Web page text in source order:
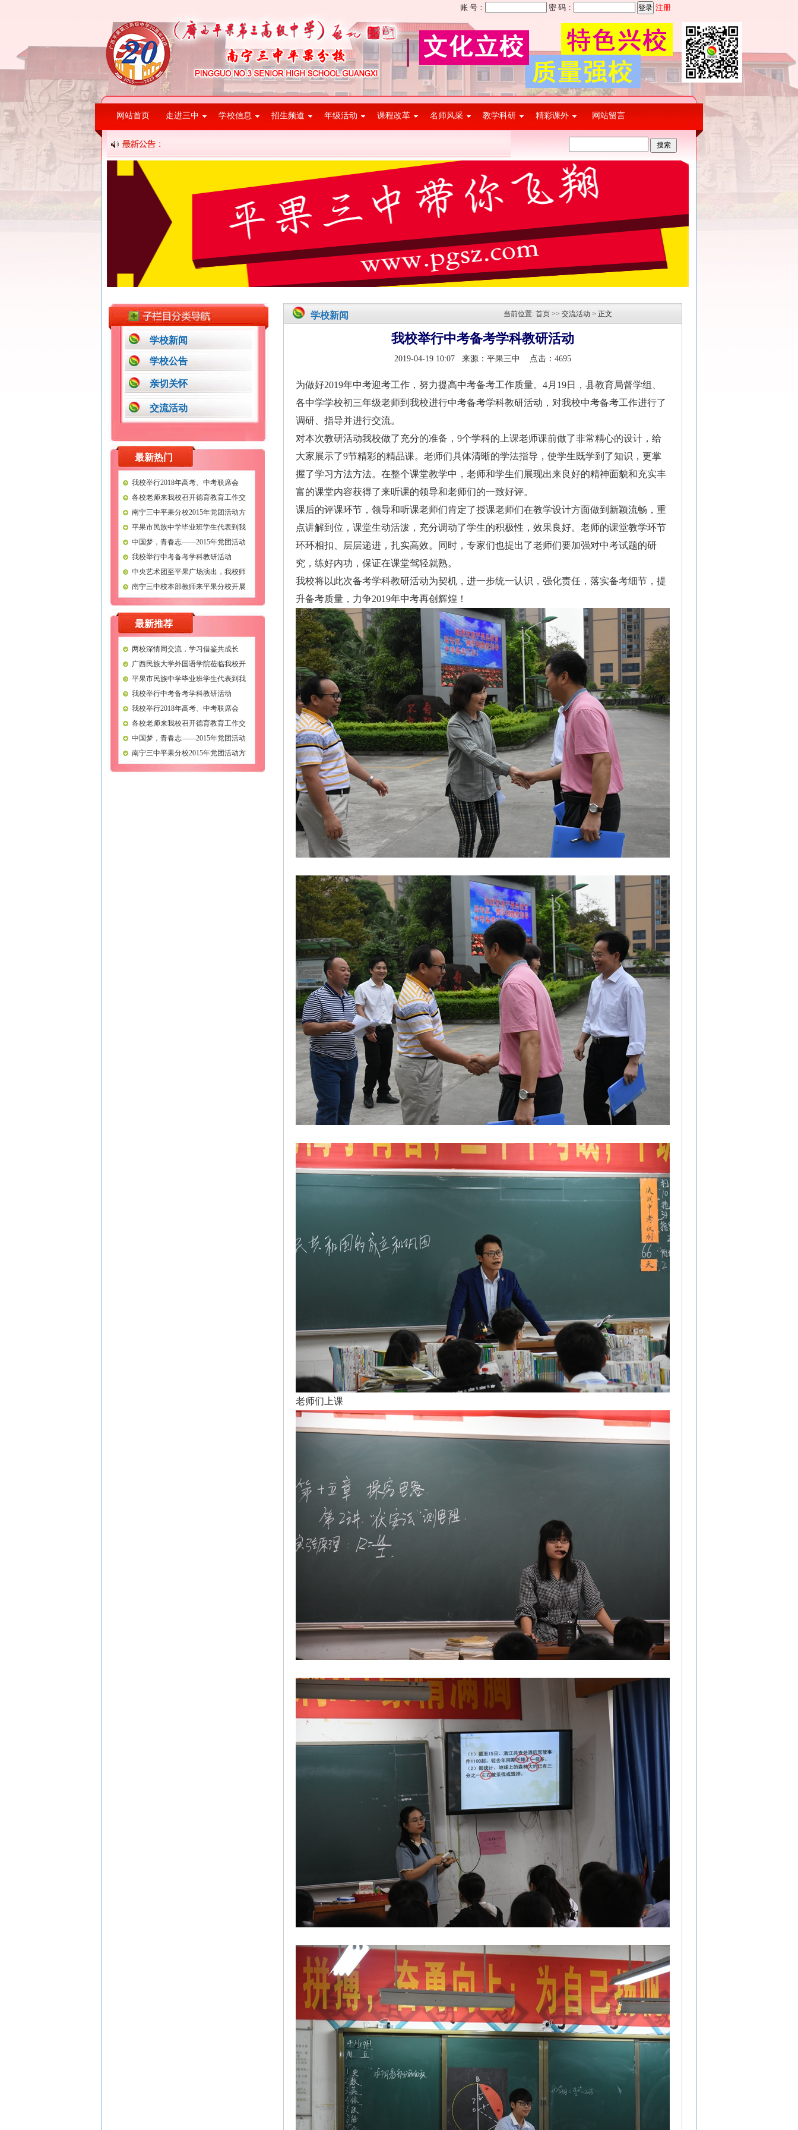
账 号： 密 码： 注册
网站首页 走进三中 学校信息 招生频道 年级活动 课程改革 名师风采 教学科研 精彩课外 网站留言
学校新闻
学校公告
亲切关怀
交流活动
最新热门
我校举行2018年高考、中考联席会
各校老师来我校召开德育教育工作交
流会议
南宁三中平果分校2015年党团活动方
案
平果市民族中学毕业班学生代表到我
校参观交流
中国梦，青春志——2015年党团活动
我校举行中考备考学科教研活动
中央艺术团至平果广场演出，我校师
生前往观看
南宁三中校本部教师来平果分校开展
视导课活动
最新推荐
两校深情同交流，学习借鉴共成长
——靖西市江岳高中到我校交流学习
广西民族大学外国语学院莅临我校开
展考察调研活动——就两校人才输送
、实习基地进行交流
平果市民族中学毕业班学生代表到我
校参观交流
我校举行中考备考学科教研活动
我校举行2018年高考、中考联席会
各校老师来我校召开德育教育工作交
流会议
中国梦，青春志——2015年党团活动
南宁三中平果分校2015年党团活动方
学校新闻 当前位置: 首页 >> 交流活动 > 正文
我校举行中考备考学科教研活动
2019-04-19 10:07 来源：平果三中 点击： 4695
为做好2019年中考迎考工作，努力提高中考备考工作质量。4月19日，县教育局督学组、
各中学学校初三年级老师到我校进行中考备考学科教研活动，对我校中考备考工作进行了
调研、指导并进行交流。
对本次教研活动我校做了充分的准备，9个学科的上课老师课前做了非常精心的设计，给
大家展示了9节精彩的精品课。老师们具体清晰的学法指导，使学生既学到了知识，更掌
握了学习方法方法。在整个课堂教学中，老师和学生们展现出来良好的精神面貌和充实丰
富的课堂内容获得了来听课的领导和老师们的一致好评。
课后的评课环节，领导和听课老师们肯定了授课老师们在教学设计方面做到新颖流畅，重
点讲解到位，课堂生动活泼，充分调动了学生的积极性，效果良好。老师的课堂教学环节
环环相扣、层层递进，扎实高效。同时，专家们也提出了老师们要加强对中考试题的研
究，练好内功，保证在课堂驾轻就熟。
我校将以此次备考学科教研活动为契机，进一步统一认识，强化责任，落实备考细节，提
升备考质量，力争2019年中考再创辉煌！
老师们上课